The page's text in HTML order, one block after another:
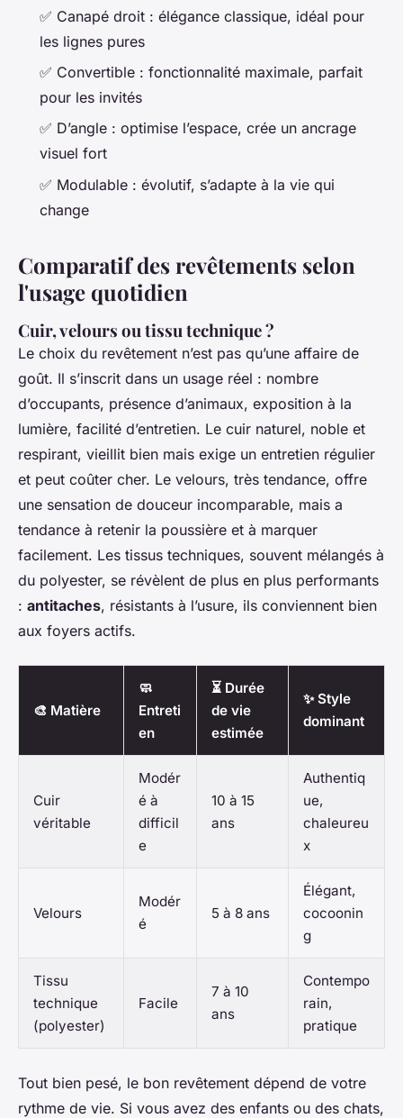
✅ Canapé droit : élégance classique, idéal pour
les lignes pures
✅ Convertible : fonctionnalité maximale, parfait
pour les invités
✅ D’angle : optimise l’espace, crée un ancrage
visuel fort
✅ Modulable : évolutif, s’adapte à la vie qui
change
Comparatif des revêtements selon
l'usage quotidien
Cuir, velours ou tissu technique ?
Le choix du revêtement n’est pas qu’une affaire de
goût. Il s’inscrit dans un usage réel : nombre
d’occupants, présence d’animaux, exposition à la
lumière, facilité d’entretien. Le cuir naturel, noble et
respirant, vieillit bien mais exige un entretien régulier
et peut coûter cher. Le velours, très tendance, offre
une sensation de douceur incomparable, mais a
tendance à retenir la poussière et à marquer
facilement. Les tissus techniques, souvent mélangés à
du polyester, se révèlent de plus en plus performants
: antitaches, résistants à l’usure, ils conviennent bien
aux foyers actifs.
🎨 Matière
🧼
Entreti
en
⏳ Durée
de vie
estimée
✨ Style
dominant
Cuir
véritable
Modér
é à
difficil
e
10 à 15
ans
Authentiq
ue,
chaleureu
x
Velours
Modér
é
5 à 8 ans
Élégant,
cocoonin
g
Tissu
technique
(polyester)
Facile
7 à 10
ans
Contempo
rain,
pratique
Tout bien pesé, le bon revêtement dépend de votre
rythme de vie. Si vous avez des enfants ou des chats,